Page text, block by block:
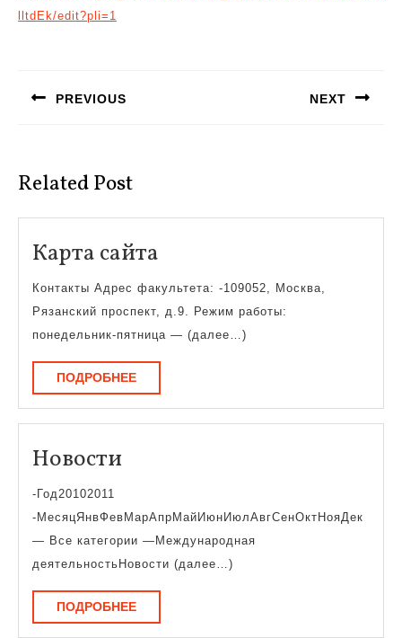
lltdEk/edit?pli=1
записям
PREVIOUS NEXT
Related Post
Карта сайта
сайта
Контакты Адрес факультета: -109052, Москва,
Рязанский проспект, д.9. Режим работы:
понедельник-пятница — (далее…)
ПОДРОБНЕЕПОДРОБНЕЕ
Новости
-Год20102011
-МесяцЯнвФевМарАпрМайИюнИюлАвгСенОктНояДек
— Все категории —Международная
деятельностьНовости (далее…)
ПОДРОБНЕЕПОДРОБНЕЕ